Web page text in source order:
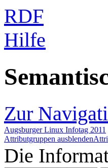
RDF
Hilfe
Zur
Augsburger Linux Infotag 2011
Attributgruppen ausblenden
Die